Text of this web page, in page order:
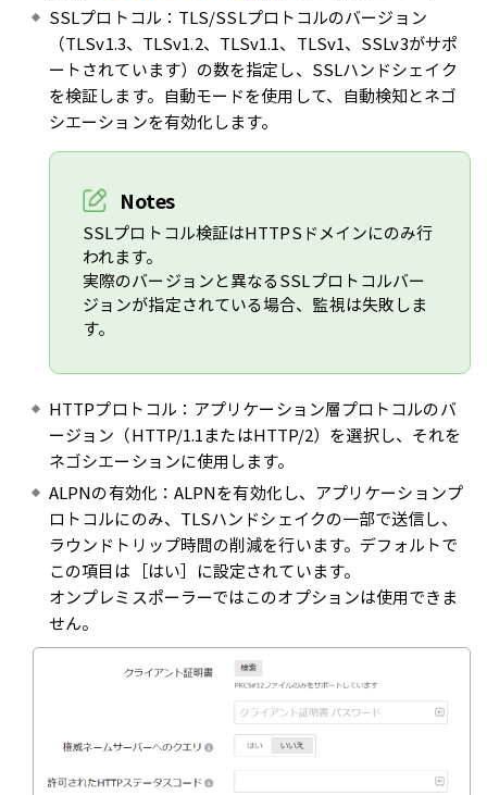
SSLプロトコル：TLS/SSLプロトコルのバージョン
（TLSv1.3、TLSv1.2、TLSv1.1、TLSv1、SSLv3がサポ
ートされています）の数を指定し、SSLハンドシェイク
を検証します。自動モードを使用して、自動検知とネゴ
シエーションを有効化します。
Notes
SSLプロトコル検証はHTTPSドメインにのみ行
われます。
実際のバージョンと異なるSSLプロトコルバー
ジョンが指定されている場合、監視は失敗しま
す。
HTTPプロトコル：アプリケーション層プロトコルのバ
ージョン（HTTP/1.1またはHTTP/2）を選択し、それを
ネゴシエーションに使用します。
ALPNの有効化：ALPNを有効化し、アプリケーションプ
ロトコルにのみ、TLSハンドシェイクの一部で送信し、
ラウンドトリップ時間の削減を行います。デフォルトで
この項目は［はい］に設定されています。
オンプレミスポーラーではこのオプションは使用できま
せん。